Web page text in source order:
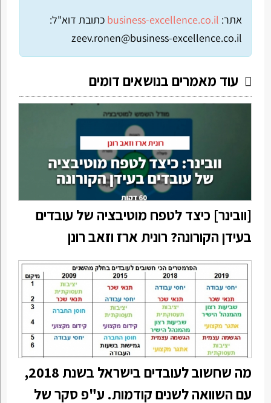
אתר: business-excellence.co.il כתובת דוא"ל:
zeev.ronen@business-excellence.co.il
עוד מאמרים בנושאים דומים
[וובינר] כיצד לטפח מוטיבציה של עובדים
בעידן הקורונה? רונית ארז וזאב רונן
מה שחשוב לעובדים בישראל בשנת 2018,
עם השוואה לשנים קודמות. ע"פ סקר של